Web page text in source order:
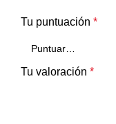
Tu puntuación *
Tu valoración *